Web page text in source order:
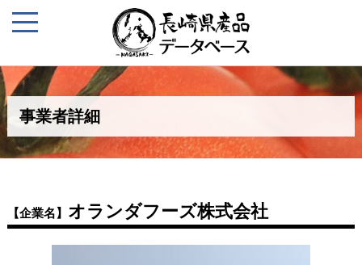
事業者詳細
【企業名】 オランダフーズ株式会社